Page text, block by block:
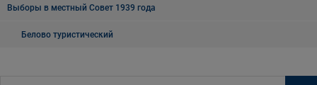
Выборы в местный Совет 1939 года
Белово туристический